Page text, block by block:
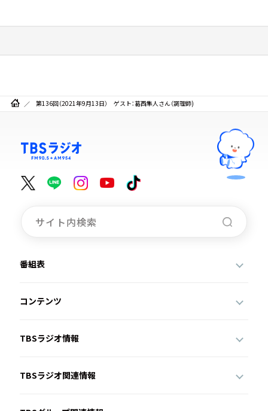
第136回（2021年9月13日） ゲスト：葛西隼人さん（調理師)
番組表
コンテンツ
TBSラジオ情報
TBSラジオ関連情報